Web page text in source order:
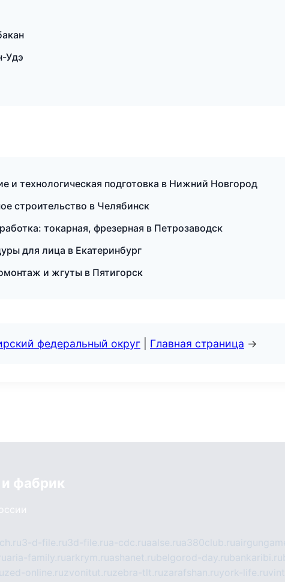
Удэ
и технологическая подготовка в Нижний Новгород
строительство в Челябинск
токарная, фрезерная в Петрозаводск
для лица в Екатеринбург
и жгуты в Пятигорск
федеральный округ Главная страница →
фабрик
3-d-file.ru3d-file.rua-cdc.ruaalse.rua380club.ru
aria-family.ruarkrym.ruashanet.rubelgorod-day.rubankaribi.ru
zed-online.ruzvonitut.ruzebra-tlt.ruzarafshan.ruyork-life.ru